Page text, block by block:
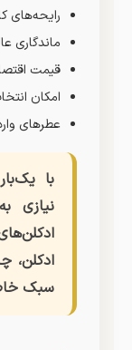
رایحه‌های
ماندگاری
قیمت
امکان
عطرهای
با
نیازی
ادکلن،
سبک